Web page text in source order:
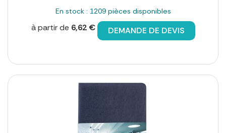
En stock : 1209 pièces disponibles
à partir de 6,62 € DEMANDE DE DEVIS